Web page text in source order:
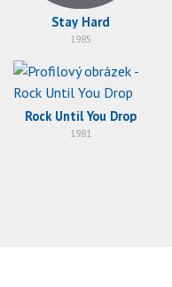
Stay Hard
1985
Rock Until You Drop
1981